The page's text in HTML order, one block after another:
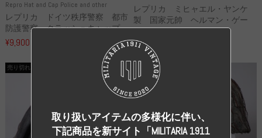
Repro Hat and Cap Police and other
レプリカ ドイツ秩序警察 都市
防護警察 クラッシュキャップ...
¥9,900
レプリカ ミヒャエル・ヤンケ
製 国家元帥 ヘルマン・ゲー
リ...
¥55,000
売り切れ 売り切れ
取り扱いアイテムの多様化に伴い、
下記商品を新サイト「MILITARIA 1911